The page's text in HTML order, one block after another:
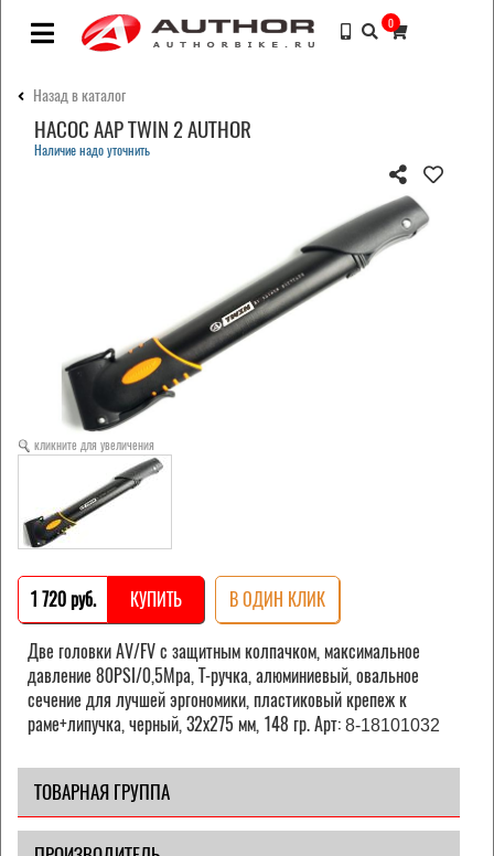
0
Назад в каталог
НАСОС AAP TWIN 2 AUTHOR
Наличие надо уточнить
кликните для увеличения
1 720 pуб. КУПИТЬ В ОДИН КЛИК
Две головки AV/FV с защитным колпачком, максимальное
давление 80PSI/0,5Mpa, Т-ручка, алюминиевый, овальное
сечение для лучшей эргономики, пластиковый крепеж к
раме+липучка, черный, 32х275 мм, 148 гр. Арт: 8-18101032
ТОВАРНАЯ ГРУППА